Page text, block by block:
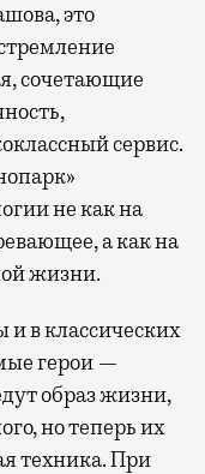
это
сочетающие
сервис.
не как на
а как на
жизни.
в классических
герои —
образ жизни,
но теперь их
техника. При